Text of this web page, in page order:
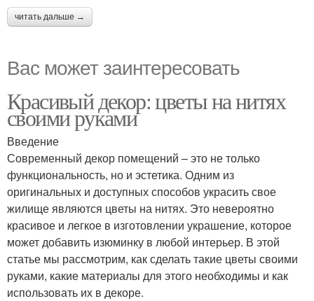
читать дальше →
Вас может заинтересовать
Красивый декор: цветы на нитях
своими руками
Введение
Современный декор помещений – это не только
функциональность, но и эстетика. Одним из
оригинальных и доступных способов украсить свое
жилище являются цветы на нитях. Это невероятно
красивое и легкое в изготовлении украшение, которое
может добавить изюминку в любой интерьер. В этой
статье мы рассмотрим, как сделать такие цветы своими
руками, какие материалы для этого необходимы и как
использовать их в декоре.